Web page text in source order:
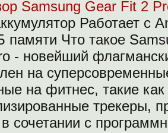
Samsung Gear Fit 2
Работает с
памяти Что такое
- новейший
на
на фитнес, такие
трекеры,
сочетании с